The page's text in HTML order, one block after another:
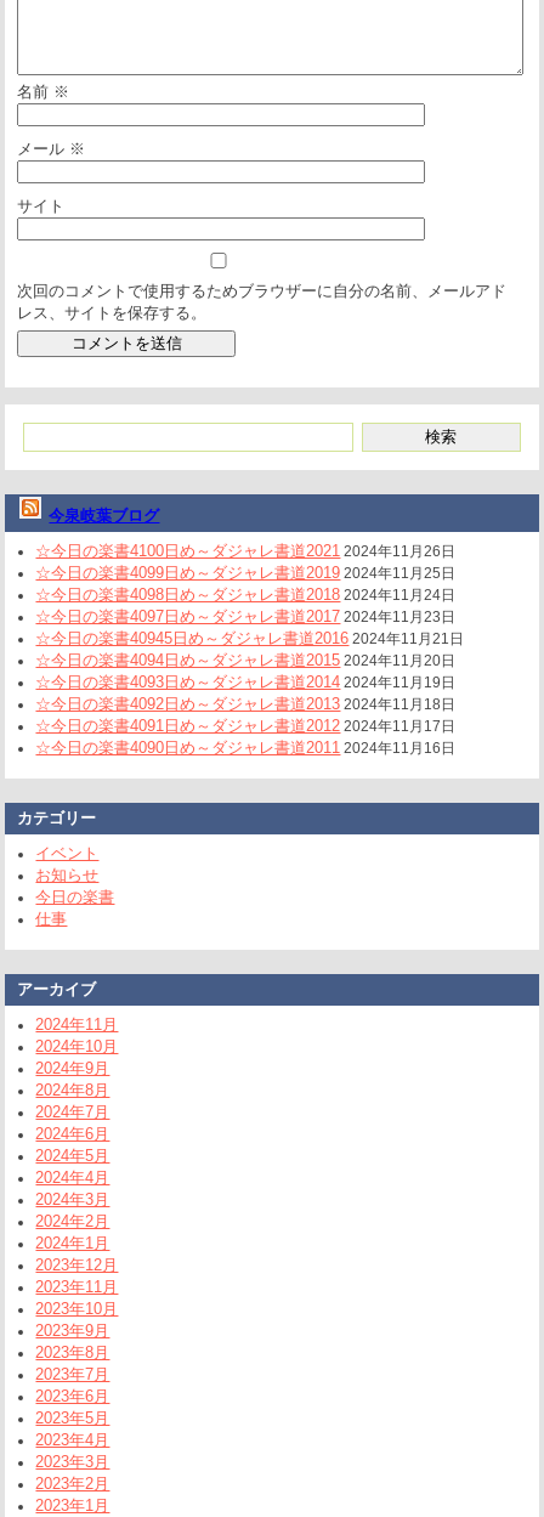
名前 ※
メール ※
サイト
次回のコメントで使用するためブラウザーに自分の名前、メールアド
レス、サイトを保存する。
今泉岐葉ブログ
☆今日の楽書4100日め～ダジャレ書道2021 2024年11月26日
☆今日の楽書4099日め～ダジャレ書道2019 2024年11月25日
☆今日の楽書4098日め～ダジャレ書道2018 2024年11月24日
☆今日の楽書4097日め～ダジャレ書道2017 2024年11月23日
☆今日の楽書40945日め～ダジャレ書道2016 2024年11月21日
☆今日の楽書4094日め～ダジャレ書道2015 2024年11月20日
☆今日の楽書4093日め～ダジャレ書道2014 2024年11月19日
☆今日の楽書4092日め～ダジャレ書道2013 2024年11月18日
☆今日の楽書4091日め～ダジャレ書道2012 2024年11月17日
☆今日の楽書4090日め～ダジャレ書道2011 2024年11月16日
カテゴリー
イベント
お知らせ
今日の楽書
仕事
アーカイブ
2024年11月
2024年10月
2024年9月
2024年8月
2024年7月
2024年6月
2024年5月
2024年4月
2024年3月
2024年2月
2024年1月
2023年12月
2023年11月
2023年10月
2023年9月
2023年8月
2023年7月
2023年6月
2023年5月
2023年4月
2023年3月
2023年2月
2023年1月